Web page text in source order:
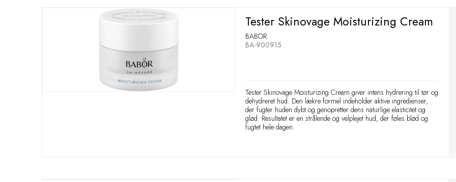
Tester Skinovage Moisturizing Cream
BABOR
BA-900915
Tester Skinovage Moisturizing Cream giver intens hydrering til tør og
dehydreret hud. Den lækre formel indeholder aktive ingredienser,
der fugter huden dybt og genopretter dens naturlige elasticitet og
glød. Resultatet er en strålende og velplejet hud, der føles blød og
fugtet hele dagen.